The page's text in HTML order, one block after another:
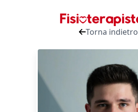
Torna indietro